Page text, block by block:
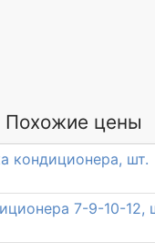
Похожие цены
кондиционера, шт.
7-9-10-12,